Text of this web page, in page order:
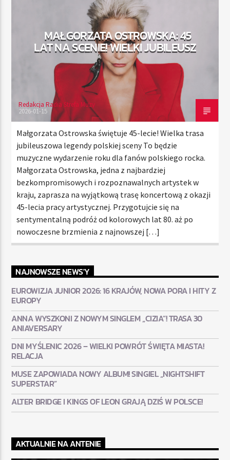
RADIO STREFA MUZY
00:00 21:00
MAŁGORZATA OSTROWSKA: 45
LAT NA SCENIE! WIELKI JUBILEUSZ
Redakcja Radia Strefa Muzy
2026-01-15
Małgorzata Ostrowska świętuje 45-lecie! Wielka trasa
jubileuszowa legendy polskiej sceny To będzie
muzyczne wydarzenie roku dla fanów polskiego rocka.
Małgorzata Ostrowska, jedna z najbardziej
bezkompromisowych i rozpoznawalnych artystek w
kraju, zaprasza na wyjątkową trasę koncertową z okazji
45-lecia pracy artystycznej. Przygotujcie się na
sentymentalną podróż od kolorowych lat 80. aż po
nowoczesne brzmienia z najnowszej […]
NAJNOWSZE NEWS'Y
EUROWIZJA JUNIOR 2026: 16 KRAJÓW, NOWA PORA I HITY Z
EUROPY
ANNA WYSZKONI Z NOWYM SINGLEM „CIZIA”! TRASA 30
ANIAVERSARY
DNI MYŚLENIC 2026 – WIELKI POWRÓT ŚWIĘTA MIASTA!
RELACJA
MUSE ZAPOWIADA NOWY ALBUM! SINGIEL „NIGHTSHIFT
SUPERSTAR”
ALTER BRIDGE I KINGS OF LEON GRAJĄ DZIŚ W POLSCE!
AKTUALNIE NA ANTENIE